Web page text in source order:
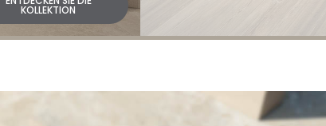
KOLLEKTION